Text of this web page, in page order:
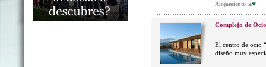
Alojamiento
Complejo de
El centro de ocio
diseño muy